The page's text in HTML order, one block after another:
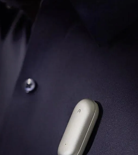
denne kode ved kassen for at få 5% rabat.